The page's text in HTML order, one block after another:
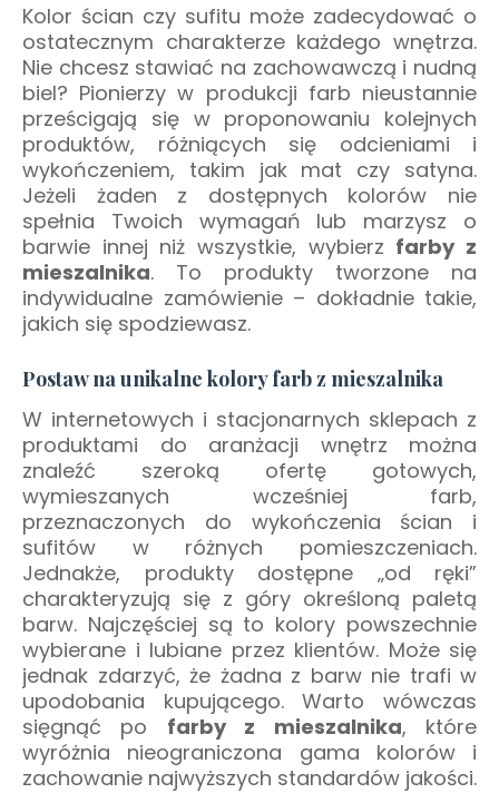
Kolor ścian czy sufitu może zadecydować o
ostatecznym charakterze każdego wnętrza.
Nie chcesz stawiać na zachowawczą i nudną
biel? Pionierzy w produkcji farb nieustannie
prześcigają się w proponowaniu kolejnych
produktów, różniących się odcieniami i
wykończeniem, takim jak mat czy satyna.
Jeżeli żaden z dostępnych kolorów nie
spełnia Twoich wymagań lub marzysz o
barwie innej niż wszystkie, wybierz farby z
mieszalnika. To produkty tworzone na
indywidualne zamówienie – dokładnie takie,
jakich się spodziewasz.
Postaw na unikalne kolory farb z mieszalnika
W internetowych i stacjonarnych sklepach z
produktami do aranżacji wnętrz można
znaleźć szeroką ofertę gotowych,
wymieszanych wcześniej farb,
przeznaczonych do wykończenia ścian i
sufitów w różnych pomieszczeniach.
Jednakże, produkty dostępne „od ręki”
charakteryzują się z góry określoną paletą
barw. Najczęściej są to kolory powszechnie
wybierane i lubiane przez klientów. Może się
jednak zdarzyć, że żadna z barw nie trafi w
upodobania kupującego. Warto wówczas
sięgnąć po farby z mieszalnika, które
wyróżnia nieograniczona gama kolorów i
zachowanie najwyższych standardów jakości.